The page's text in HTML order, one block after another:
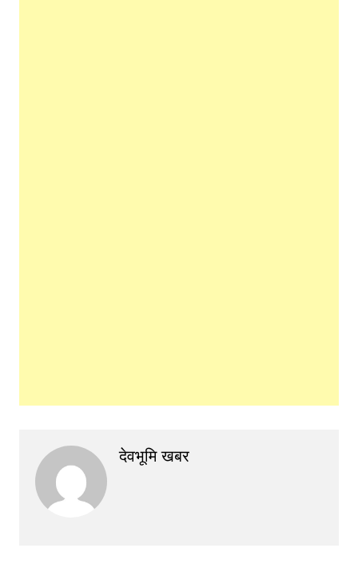
देवभूमि खबर